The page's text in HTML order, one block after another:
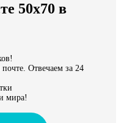
50х70 в
Отвечаем за 24
мира!